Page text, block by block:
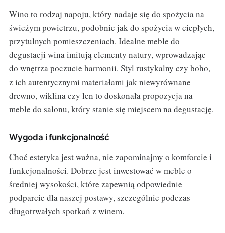
Wino to rodzaj napoju, który nadaje się do spożycia na
świeżym powietrzu, podobnie jak do spożycia w ciepłych,
przytulnych pomieszczeniach. Idealne meble do
degustacji wina imitują elementy natury, wprowadzając
do wnętrza poczucie harmonii. Styl rustykalny czy boho,
z ich autentycznymi materiałami jak niewyrównane
drewno, wiklina czy len to doskonała propozycja na
meble do salonu, który stanie się miejscem na degustację.
Wygoda i funkcjonalność
Choć estetyka jest ważna, nie zapominajmy o komforcie i
funkcjonalności. Dobrze jest inwestować w meble o
średniej wysokości, które zapewnią odpowiednie
podparcie dla naszej postawy, szczególnie podczas
długotrwałych spotkań z winem.